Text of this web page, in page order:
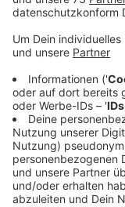
Veröffentlicht:
Anzeige
Übungs-
Anzeige
Angenommen